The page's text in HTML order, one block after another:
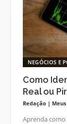
NEGÓCIOS E
Como
Real ou
Redação |
Aprenda